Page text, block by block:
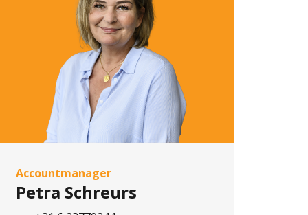
Accountmanager
Petra Schreurs